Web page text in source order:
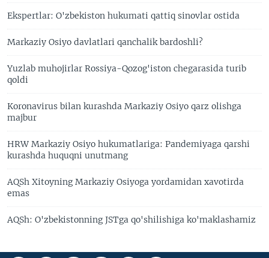
Ekspertlar: O'zbekiston hukumati qattiq sinovlar ostida
Markaziy Osiyo davlatlari qanchalik bardoshli?
Yuzlab muhojirlar Rossiya-Qozog'iston chegarasida turib
qoldi
Koronavirus bilan kurashda Markaziy Osiyo qarz olishga
majbur
HRW Markaziy Osiyo hukumatlariga: Pandemiyaga qarshi
kurashda huquqni unutmang
AQSh Xitoyning Markaziy Osiyoga yordamidan xavotirda
emas
AQSh: O'zbekistonning JSTga qo'shilishiga ko'maklashamiz